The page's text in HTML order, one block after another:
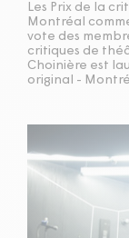
Les Prix de la
Montréal
vote des
critiques de
Choinière est
original -